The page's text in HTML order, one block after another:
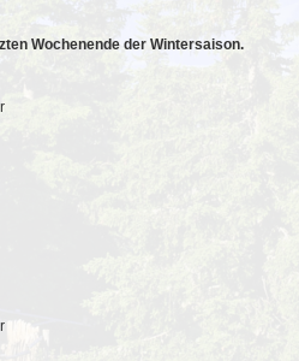
Wochenende der Wintersaison.